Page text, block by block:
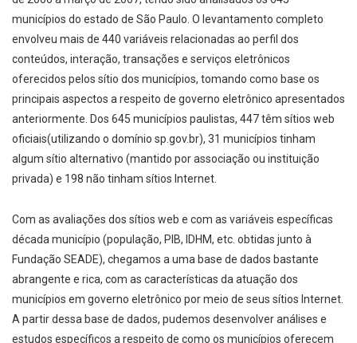
municípios do estado de São Paulo. O levantamento completo
envolveu mais de 440 variáveis relacionadas ao perfil dos
conteúdos, interação, transações e serviços eletrônicos
oferecidos pelos sítio dos municípios, tomando como base os
principais aspectos a respeito de governo eletrônico apresentados
anteriormente. Dos 645 municípios paulistas, 447 têm sítios web
oficiais(utilizando o domínio sp.gov.br), 31 municípios tinham
algum sítio alternativo (mantido por associação ou instituição
privada) e 198 não tinham sítios Internet.
Com as avaliações dos sítios web e com as variáveis específicas
década município (população, PIB, IDHM, etc. obtidas junto à
Fundação SEADE), chegamos a uma base de dados bastante
abrangente e rica, com as características da atuação dos
municípios em governo eletrônico por meio de seus sítios Internet.
A partir dessa base de dados, pudemos desenvolver análises e
estudos específicos a respeito de como os municípios oferecem